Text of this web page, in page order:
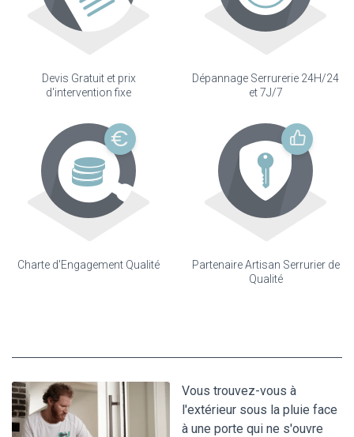
Devis Gratuit et prix
d'intervention fixe
Dépannage Serrurerie 24H/24
et 7J/7
Charte d'Engagement Qualité
Partenaire Artisan Serrurier de
Qualité
Vous trouvez-vous à
l'extérieur sous la pluie face
à une porte qui ne s'ouvre